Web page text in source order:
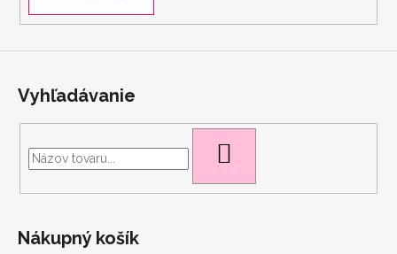
Vyhľadávanie
Nákupný košík